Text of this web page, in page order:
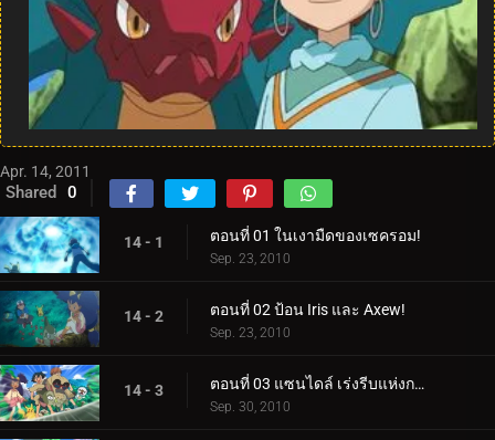
Apr. 14, 2011
Shared 0
14 - 1 ตอนที่ 01 ในเงามืดของเซครอม!
Sep. 23, 2010
14 - 2 ตอนที่ 02 ป้อน Iris และ Axew!
Sep. 23, 2010
14 - 3 ตอนที่ 03 แซนไดล์ เร่งรีบแห่งการเปลี่ยนแปลง!
Sep. 30, 2010